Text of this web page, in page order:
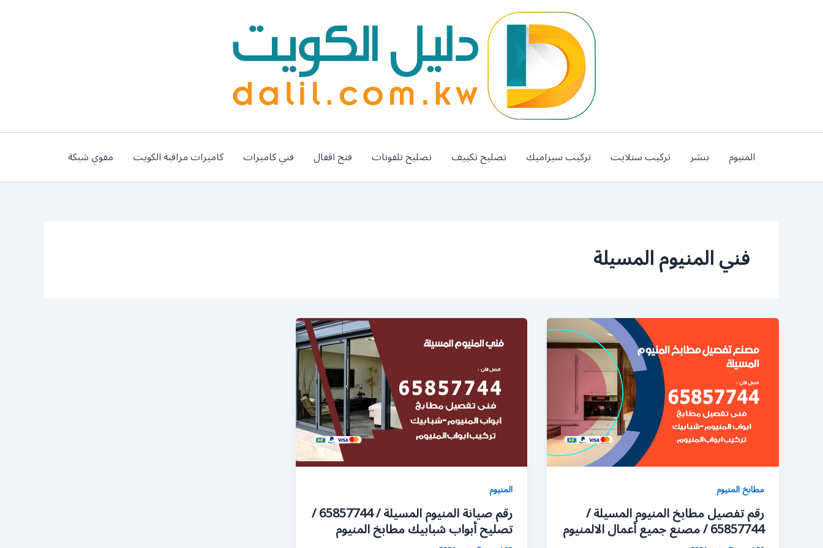
المنيوم بنشر تركيب ستلايت تركيب سيراميك تصليح تكييف تصليح تلفونات فتح اقفال فني كاميرات كاميرات مراقبة الكويت مقوي شبكة
فني المنيوم المسيلة
مطابخ المنيوم
رقم تفصيل مطابخ المنيوم المسيلة /
65857744 / مصنع جميع أعمال الالمنيوم
المنيوم
رقم صيانة المنيوم المسيلة / 65857744 /
تصليح أبواب شبابيك مطابخ المنيوم